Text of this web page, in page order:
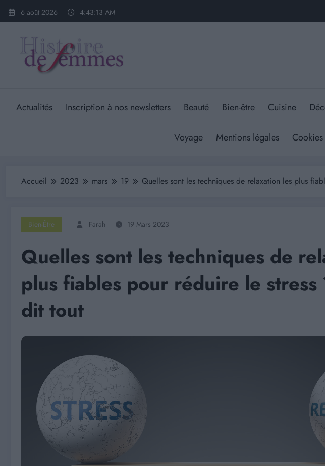
Aller
6 août 2026 4:43:14 AM
Actualités Inscription à nos newsletters Beauté Bien-être Cuisine
Voyage Mentions légales Cookies
Accueil 2023 mars 19 Quelles sont les techniques de relaxation les plus
Bien-Être Farah 19 Mars 2023
Quelles sont les techniques de
plus fiables pour réduire le stress
dit tout